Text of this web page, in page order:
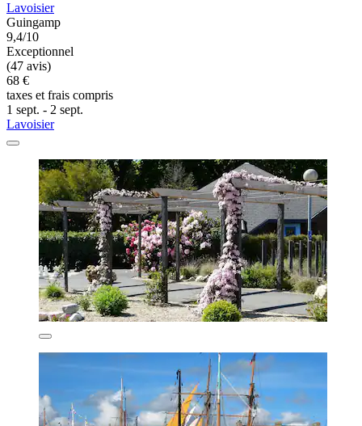
Lavoisier
Guingamp
9,4/10
Exceptionnel
(47 avis)
68 €
taxes et frais compris
1 sept. - 2 sept.
Lavoisier